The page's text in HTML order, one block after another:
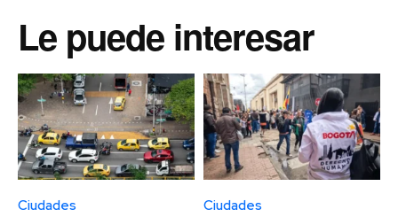
Le puede interesar
Ciudades Ciudades